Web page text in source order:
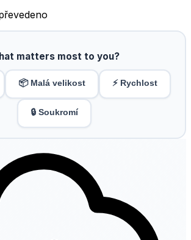
matters most to you?
📦 Malá velikost ⚡ Rychlost
🔒 Soukromí